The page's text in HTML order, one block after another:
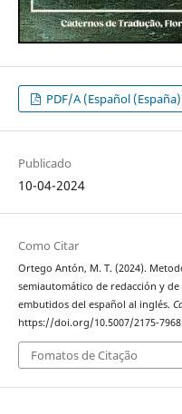
PDF/A (Español
Publicado
10-04-2024
Como Citar
Ortego Antón, M. T. (2024).
semiautomático de redacción y
embutidos del español al inglés.
https://doi.org/10.5007/2175-
Fomatos de Citação